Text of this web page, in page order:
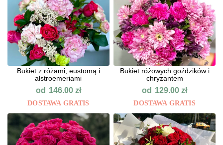
Bukiet z różami, eustomą i
alstroemeriami
od 146.00 zł
DOSTAWA GRATIS
Bukiet różowych goździków i
chryzantem
od 129.00zł
DOSTAWA GRATIS